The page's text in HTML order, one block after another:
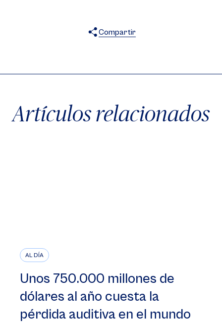
Compartir
Artículos relacionados
AL DÍA
Unos 750.000 millones de
dólares al año cuesta la
pérdida auditiva en el mundo